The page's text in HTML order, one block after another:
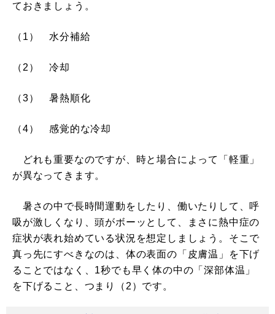
ておきましょう。
（1） 水分補給
（2） 冷却
（3） 暑熱順化
（4） 感覚的な冷却
どれも重要なのですが、時と場合によって「軽重」
が異なってきます。
暑さの中で長時間運動をしたり、働いたりして、呼
吸が激しくなり、頭がボーッとして、まさに熱中症の
症状が表れ始めている状況を想定しましょう。そこで
真っ先にすべきなのは、体の表面の「皮膚温」を下げ
ることではなく、1秒でも早く体の中の「深部体温」
を下げること、つまり（2）です。